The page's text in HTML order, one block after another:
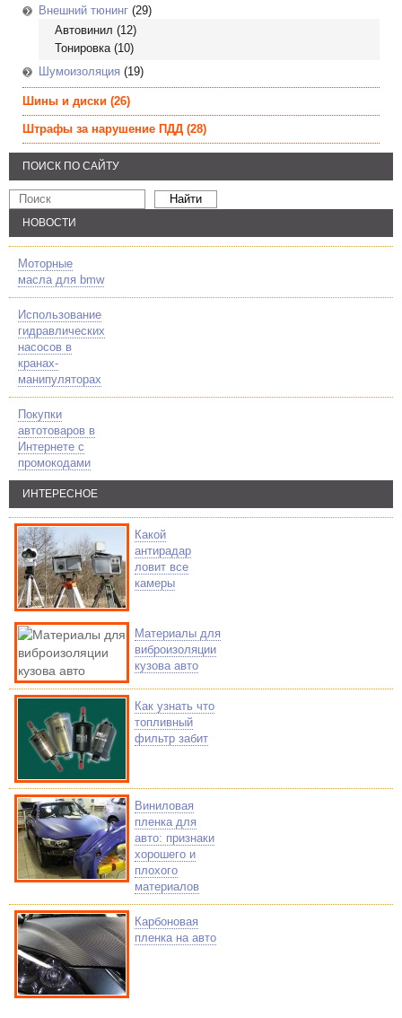
Внешний тюнинг (29)
Автовинил (12)
Тонировка(10)
Шумоизоляция (19)
Шины и диски (26)
Штрафы за нарушение ПДД (28)
ПОИСК ПО САЙТУ
НОВОСТИ
Моторные
масла для bmw
Использование
гидравлических
насосов в
кранах-
манипуляторах
Покупки
автотоваров в
Интернете с
промокодами
ИНТЕРЕСНОЕ
Какой
антирадар
ловит все
камеры
Материалы для
виброизоляции
кузова авто
Как узнать что
топливный
фильтр забит
Виниловая
пленка для
авто: признаки
хорошего и
плохого
материалов
Карбоновая
пленка на авто